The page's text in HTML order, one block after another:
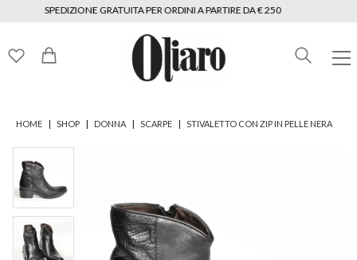
SPEDIZIONE GRATUITA PER ORDINI A PARTIRE DA € 250
HOME | SHOP | DONNA | SCARPE | STIVALETTO CON ZIP IN PELLE NERA